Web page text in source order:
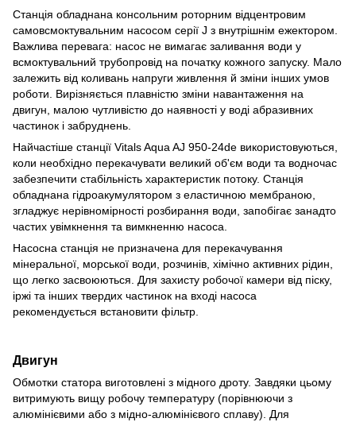
Станція обладнана консольним роторним відцентровим
самовсмоктувальним насосом серії J з внутрішнім ежектором.
Важлива перевага: насос не вимагає заливання води у
всмоктувальний трубопровід на початку кожного запуску. Мало
залежить від коливань напруги живлення й зміни інших умов
роботи. Вирізняється плавністю зміни навантаження на
двигун, малою чутливістю до наявності у воді абразивних
частинок і забруднень.
Найчастіше станції Vitals Aqua AJ 950-24de використовуються,
коли необхідно перекачувати великий об'єм води та водночас
забезпечити стабільність характеристик потоку. Станція
обладнана гідроакумулятором з еластичною мембраною,
згладжує нерівномірності розбирання води, запобігає занадто
частих увімкнення та вимкненню насоса.
Насосна станція не призначена для перекачування
мінеральної, морської води, розчинів, хімічно активних рідин,
що легко засвоюються. Для захисту робочої камери від піску,
іржі та інших твердих частинок на вході насоса
рекомендується встановити фільтр.
Двигун
Обмотки статора виготовлені з мідного дроту. Завдяки цьому
витримують вищу робочу температуру (порівнюючи з
алюмінієвими або з мідно-алюмінієвого сплаву). Для